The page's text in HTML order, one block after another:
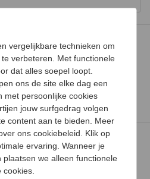
houtkachel
houtkachel is gemakkelijk te
De kachel is voorzien van een
één schuif
impregneren
80 x 40 x 58 cm
125 kg
Plaatstaal
Hittebestendige lak
vergelijkbare technieken om
verbeteren. Met functionele
dat alles soepel loopt.
ons de site elke dag een
met persoonlijke cookies
jouw surfgedrag volgen
content aan te bieden. Meer
ons cookiebeleid. Klik op
ervaring. Wanneer je
plaatsen we alleen functionele